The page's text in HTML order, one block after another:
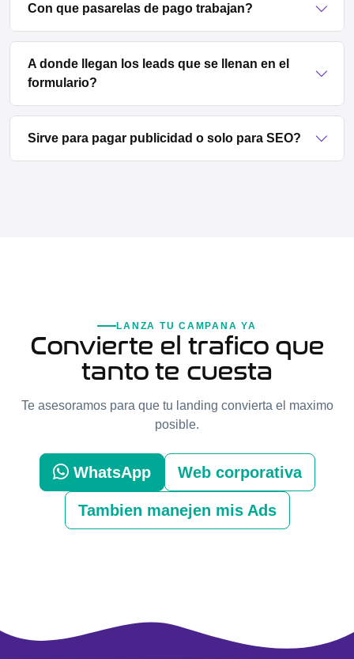
Con que pasarelas de pago trabajan?
A donde llegan los leads que se llenan en el
formulario?
Sirve para pagar publicidad o solo para SEO?
LANZA TU CAMPANA YA
Convierte el trafico que
tanto te cuesta
Te asesoramos para que tu landing convierta el maximo
posible.
WhatsApp Web corporativa
Tambien manejen mis Ads